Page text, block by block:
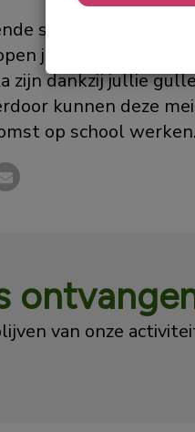
steun aan de
jaar een
zijn dankzij jullie
kunnen deze
op school
van onze